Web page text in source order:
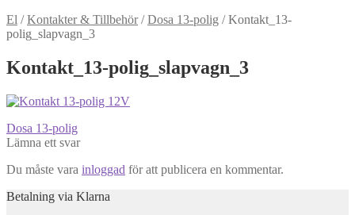
El /Kontakter & Tillbehör/Dosa 13-polig /Kontakt_13-
polig_slapvagn_3
Kontakt_13-polig_slapvagn_3
Inläggsnavigering
Föregående
inlägg:
Dosa 13-polig
Lämna ett svar
Du måste vara inloggad för att publicera en kommentar.
Betalning via Klarna